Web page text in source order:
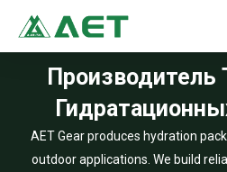
содержимому
Производитель
AET Gear produces hydration
outdoor applications. We build